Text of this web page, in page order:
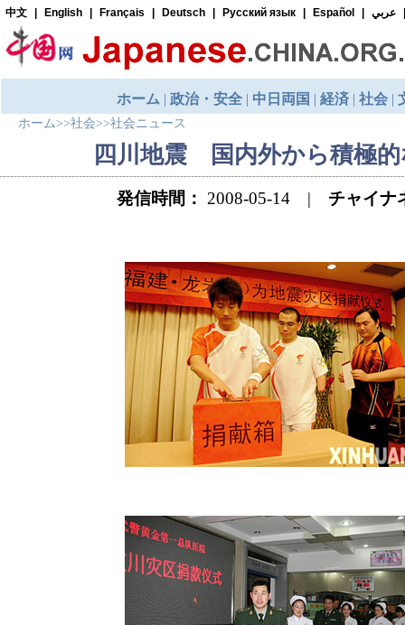
ホーム>>社会>>社会ニュース
四川地震 国内外から積極的
発信時間： 2008-05-14 | チャイナ